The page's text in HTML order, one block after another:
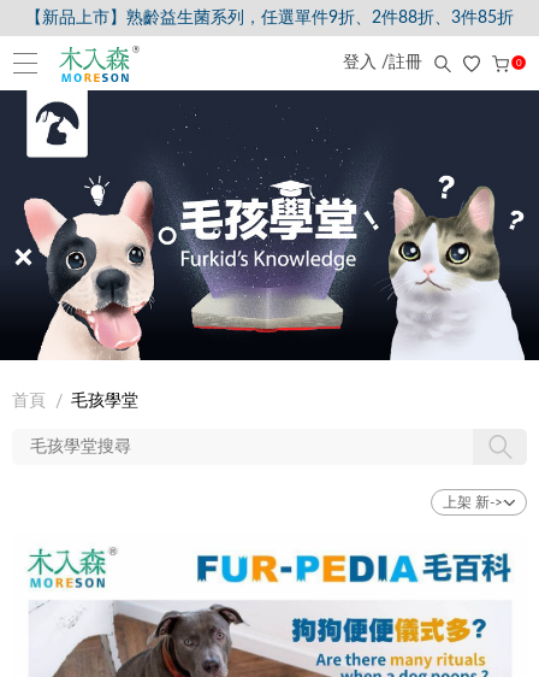
【新品上市】熟齡益生菌系列，任選單件9折、2件88折、3件85折
登入 /註冊 0
首頁 毛孩學堂